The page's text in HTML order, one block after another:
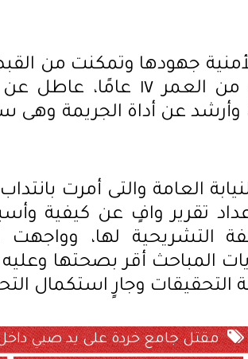
جهودها وتمكنت من
"جهاد ب"، يبلغ من العمر
وأرشد عن أداة الجريمة
العامة والتى أمرت
تقرير وافٍ عن كيفية
التشريحية لها، وواجهت
التحقيقات وجارٍ استكمال
مقتل جامع خردة على يد صبي